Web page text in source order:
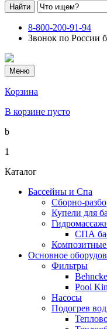
8-800-200-91-94
Звонок по России
Меню
Корзина
В корзине пусто
b
1
Каталог
Бассейны и Спа
Сборно-
Купели для
СПА
Основное
Фильтры
Behncke
Pool
Насосы
Подогрев